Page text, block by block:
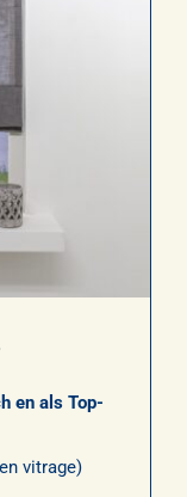
en als Top-
vitrage)